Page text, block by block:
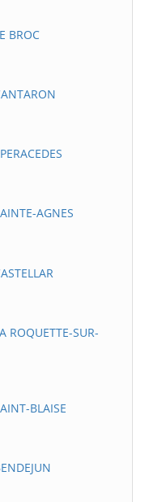
BROC
AGNES
SUR-
BLAISE